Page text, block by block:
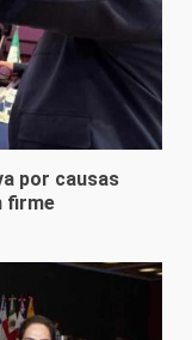
por causas
firme